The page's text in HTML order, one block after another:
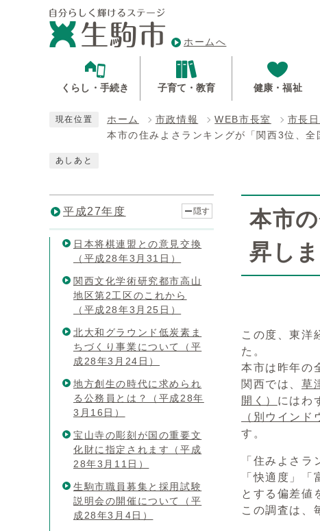
ホームへ
くらし・手続き 子育て・教育 健康・福祉
現在位置 ホーム 市政情報 WEB市長室 市長
本市の住みよさランキングが「関西3位、
あしあと
本市
昇し
この度、東洋
た。
本市は昨年の
関西では、 草
開く） にはわ
（別ウインド
す。
「住みよさ
「快適度」
とする偏差値
この調査は、
平成27年度 隠す
日本将棋連盟との意見交換
（平成28年3月31日）
関西文化学術研究都市高山
地区第2工区のこれから
（平成28年3月25日）
北大和グラウンド低炭素ま
ちづくり事業について（平
成28年3月24日）
地方創生の時代に求められ
る公務員とは？（平成28年
3月16日）
宝山寺の彫刻が国の重要文
化財に指定されます（平成
28年3月11日）
生駒市職員募集と採用試験
説明会の開催について（平
成28年3月4日）